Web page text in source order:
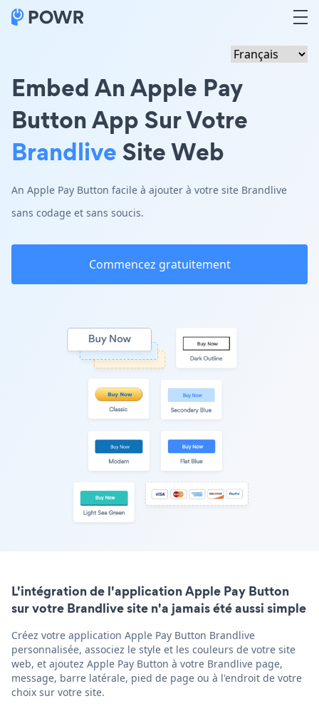
Embed An Apple Pay
Button App Sur Votre
BrandliveSite Web
An Apple Pay Button facile à ajouter à votre site Brandlive
sans codage et sans soucis.
Commencez gratuitement
L'intégration de l'application Apple Pay Button
sur votre Brandlive site n'a jamais été aussi simple
Créez votre application Apple Pay Button Brandlive
personnalisée, associez le style et les couleurs de votre site
web, et ajoutez Apple Pay Button à votre Brandlive page,
message, barre latérale, pied de page ou à l'endroit de votre
choix sur votre site.